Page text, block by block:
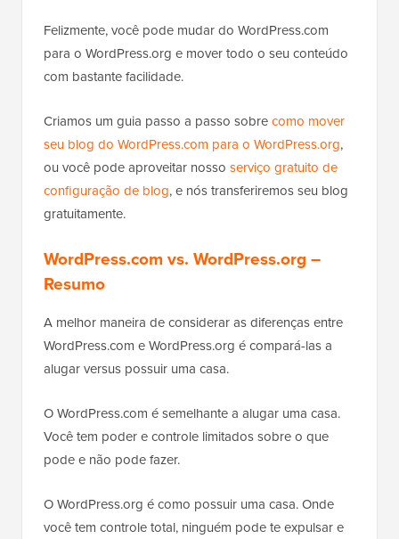
Felizmente, você pode mudar do WordPress.com
para o WordPress.org e mover todo o seu conteúdo
com bastante facilidade.
Criamos um guia passo a passo sobrecomo mover
seu blog do WordPress.com para o WordPress.org,
ou você pode aproveitar nosso serviço gratuito de
configuração de blog, e nós transferiremos seu blog
gratuitamente.
WordPress.com vs. WordPress.org –
Resumo
A melhor maneira de considerar as diferenças entre
WordPress.com e WordPress.org é compará-las a
alugar versus possuir uma casa.
O WordPress.com é semelhante a alugar uma casa.
Você tem poder e controle limitados sobre o que
pode e não pode fazer.
O WordPress.org é como possuir uma casa. Onde
você tem controle total, ninguém pode te expulsar e